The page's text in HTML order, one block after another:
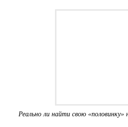
Реально ли найти свою «половинку»